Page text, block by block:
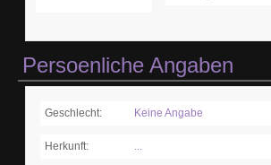
Persoenliche Angaben
Geschlecht: Keine Angabe
Herkunft: ...